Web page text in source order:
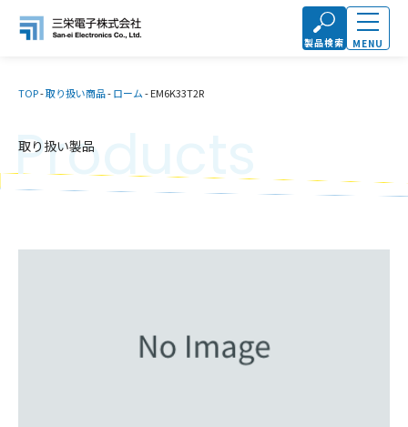
製品検索 MENU
TOP-取り扱い商品-ローム-EM6K33T2R
取り扱い製品
Products